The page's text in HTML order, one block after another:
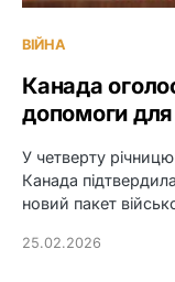
ВІЙНА
Канада
допомоги для
У четверту
Канада
новий пакет
25.02.2026